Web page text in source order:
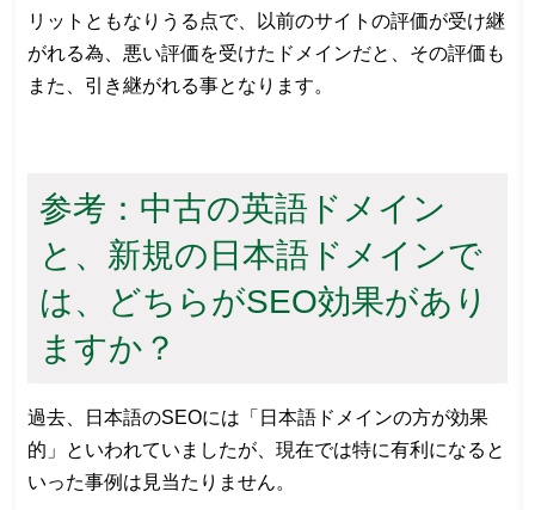
リットともなりうる点で、以前のサイトの評価が受け継
がれる為、悪い評価を受けたドメインだと、その評価も
また、引き継がれる事となります。
参考：中古の英語ドメイン
と、新規の日本語ドメインで
は、どちらがSEO効果があり
ますか？
過去、日本語のSEOには「日本語ドメインの方が効果
的」といわれていましたが、現在では特に有利になると
いった事例は見当たりません。